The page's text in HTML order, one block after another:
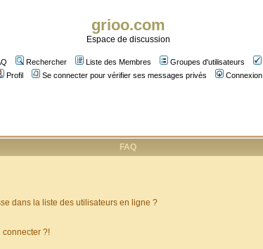
grioo.com
Espace de discussion
Rechercher Liste des Membres Groupes d'utilisateurs
Profil
Se connecter pour vérifier ses messages privés Connexion
FAQ
dans la liste des utilisateurs en ligne ?
connecter ?!